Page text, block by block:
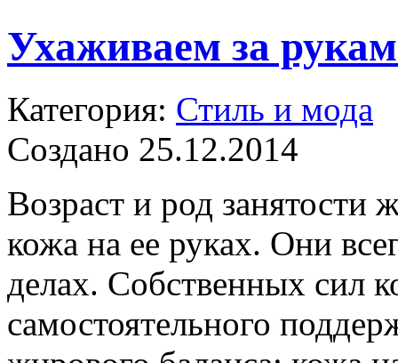
Ухаживаем за
Категория: Стиль и мода
Создано 25.12.2014
Возраст и род
кожа на ее руках. Они
делах. Собственных сил
самостоятельного